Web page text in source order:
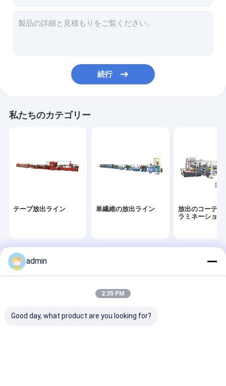
続行
私たちのカテゴリー
テープ放出ライン 単繊維の放出ライン
放出のコーティ
ラミネーション
ホーム
中国工場.Copyright © 2026 CHANGZHOU
UNITED WIN PACK CO.,LTD. All Rights Reserved.
admin
2:35 PM
Good day, what product are you looking for?